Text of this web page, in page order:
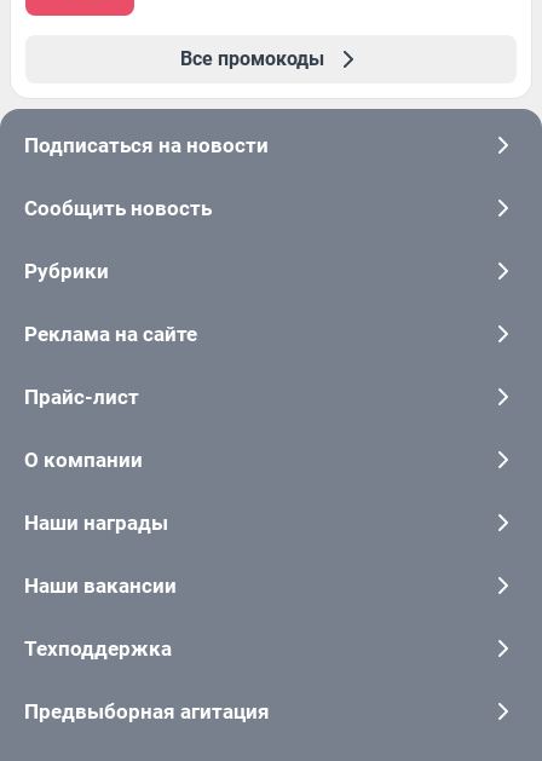
Все промокоды
Подписаться на новости
Сообщить новость
Рубрики
Реклама на сайте
Прайс-лист
О компании
Наши награды
Наши вакансии
Техподдержка
Предвыборная агитация